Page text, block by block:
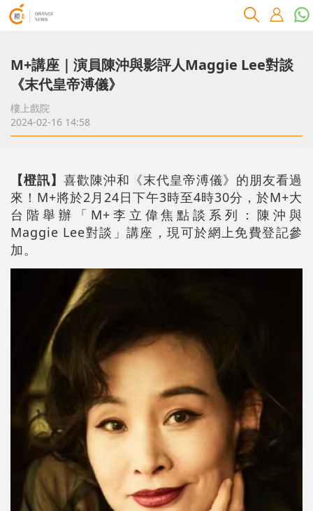
M+講座｜演員陳沖與影評人Maggie Lee對談
《末代皇帝溥儀》
樓上戲院
2024-02-16 14:58
【橙訊】 喜歡陳沖和《末代皇帝溥儀》的朋友看過
來！M+將於2月24日下午3時至4時30分，於M+大
台階舉辦「M+李立偉焦點談系列：陳沖與
Maggie Lee對談」講座，現可於網上免費登記參
加。